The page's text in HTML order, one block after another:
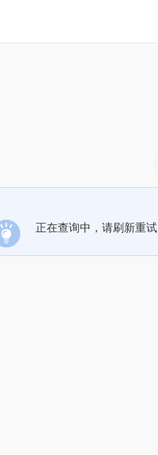
正在查询中，请刷新重试